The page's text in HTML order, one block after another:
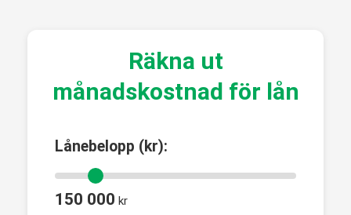
Räkna ut
månadskostnad för lån
Lånebelopp (kr):
150 000 kr